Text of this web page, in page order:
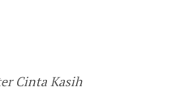
Cinta Kasih